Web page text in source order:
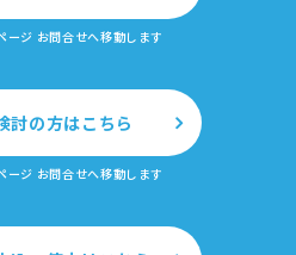
ジ お問合せへ移動します
討の方はこちら
ジ お問合せへ移動します